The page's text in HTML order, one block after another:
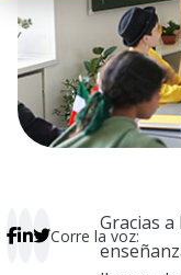
Gracias
Corre la voz: